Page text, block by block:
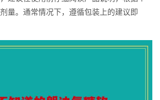
量。通常情况下，遵循包装上的建议即